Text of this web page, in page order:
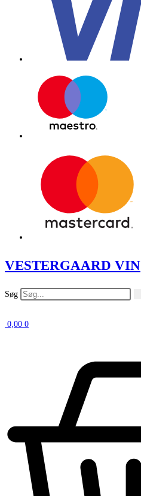
VESTERGAARD VIN
Søg
0,00 0